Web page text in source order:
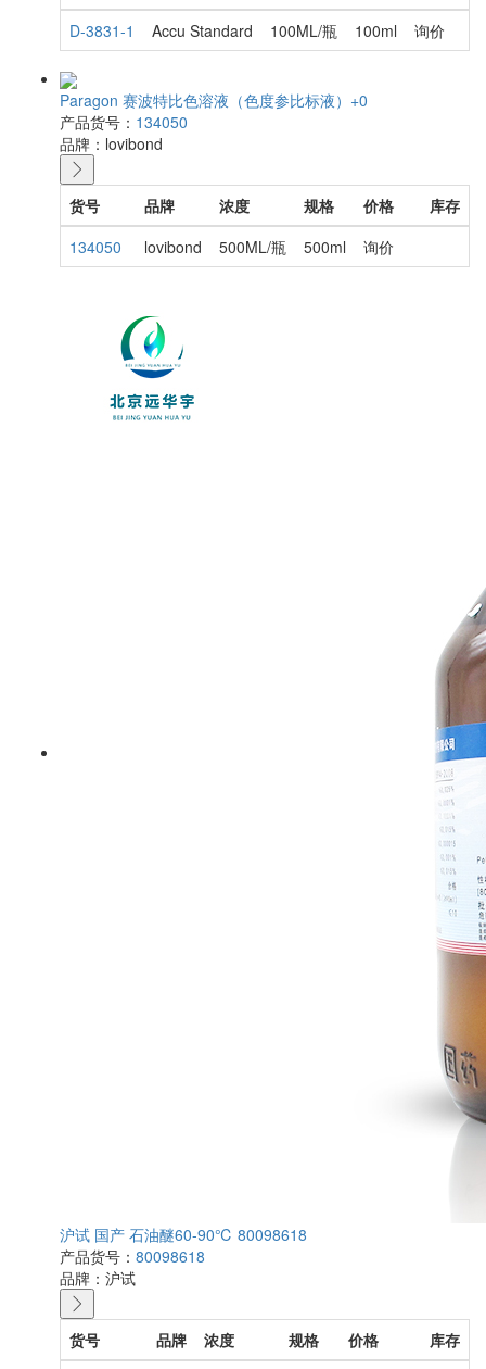
D-3831-1
Accu Standard 100ML/瓶 100ml 询价
Paragon 赛波特比色溶液（色度参比标液）+0
产品货号： 134050
品牌： lovibond
货号 品牌 浓度 规格 价格
库存
134050
lovibond 500ML/瓶 500ml 询价
沪试 国产 石油醚60-90℃ 80098618
产品货号： 80098618
品牌： 沪试
货号 品牌 浓度 规格 价格
库存